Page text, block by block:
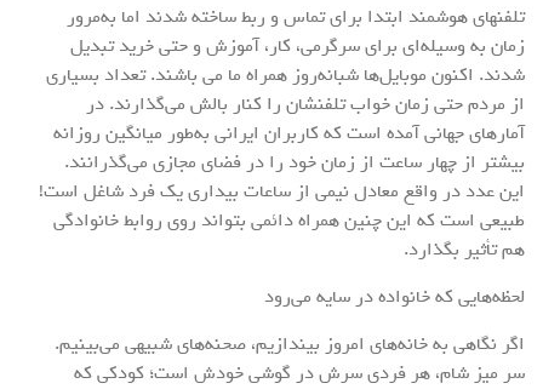
تلفنهای هوشمند ابتدا برای تماس و ربط ساخته شدند اما به‌مرور
زمان به وسیله‌ای برای سرگرمی، کار، آموزش و حتی خرید تبدیل
شدند. اکنون موبایل‌ها شبانه‌روز همراه ما می باشند. تعداد بسیاری
از مردم حتی زمان خواب تلفنشان را کنار بالش می‌گذارند. در
آمارهای جهانی آمده است که کاربران ایرانی به‌طور میانگین روزانه
بیشتر از چهار ساعت از زمان خود را در فضای مجازی می‌گذرانند.
این عدد در واقع معادل نیمی از ساعات بیداری یک فرد شاغل است!
طبیعی است که این چنین همراه دائمی بتواند روی روابط خانوادگی
هم تأثیر بگذارد.
لحظه‌هایی که خانواده در سایه می‌رود
اگر نگاهی به خانه‌های امروز بیندازیم، صحنه‌های شبیهی می‌بینیم.
سر میز شام، هر فردی سرش در گوشی خودش است؛ کودکی که